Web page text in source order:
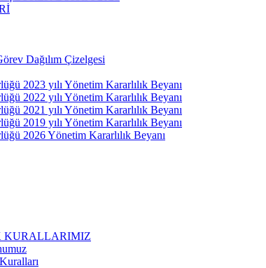
Dağılım Çizelgesi
2023 yılı Yönetim Kararlılık Beyanı
2022 yılı Yönetim Kararlılık Beyanı
2021 yılı Yönetim Kararlılık Beyanı
2019 yılı Yönetim Kararlılık Beyanı
2026 Yönetim Kararlılık Beyanı
KURALLARIMIZ